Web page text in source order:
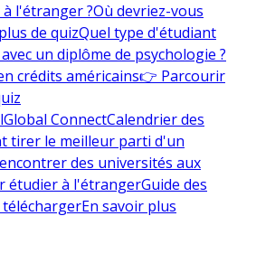
l'étranger ?Où devriez-vous
de quizQuel type d'étudiant
un diplôme de psychologie ?
crédits américains👉 Parcourir
Global ConnectCalendrier des
tirer le meilleur parti d'un
des universités aux
étudier à l'étrangerGuide des
En savoir plus